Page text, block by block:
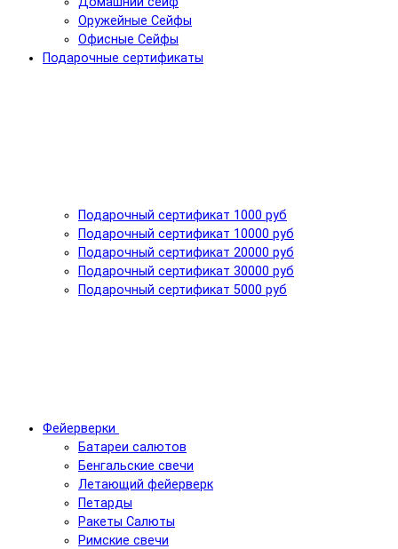
Оружейные Сейфы
Офисные Сейфы
Подарочные сертификаты
Подарочный сертификат 1000 руб
Подарочный сертификат 10000 руб
Подарочный сертификат 20000 руб
Подарочный сертификат 30000 руб
Подарочный сертификат 5000 руб
Фейерверки
Батареи салютов
Бенгальские свечи
Летающий фейерверк
Петарды
Ракеты Салюты
Римские свечи